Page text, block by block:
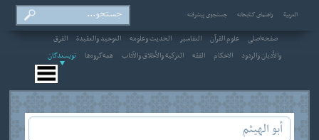
العربیة راهنمای کتابخانه جستجوی پیشرفته
صفحه‌اصلی علوم القرآن التفاسير الحديث وعلومه التوحيد والعقيدة
الفرق
والأديان والردود
الاحکام الفقه التزكية والأخلاق والآداب همه‌گروه‌ها نویسندگان
أبو الهيثم